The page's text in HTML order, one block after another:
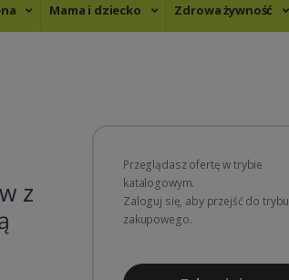
Mama i dziecko Zdrowa żywność
z
Przeglądasz ofertę w trybie
katalogowym.
Zaloguj się, aby przejść do trybu
zakupowego.